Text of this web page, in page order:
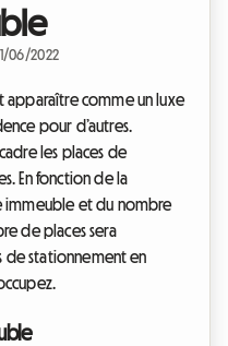
06/2022
apparaître comme un luxe
pour d’autres.
les places de
En fonction de la
et du nombre
de places sera
de stationnement en